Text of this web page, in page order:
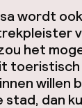
wordt
het
willen
dan